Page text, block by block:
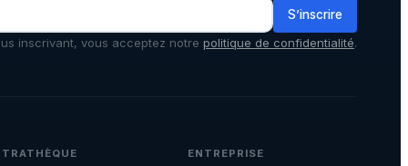
S’inscrire
inscrivant, vous acceptez notre politique de confidentialité.
ENTREPRISE